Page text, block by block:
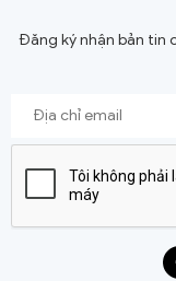
Đăng ký nhận bản tin